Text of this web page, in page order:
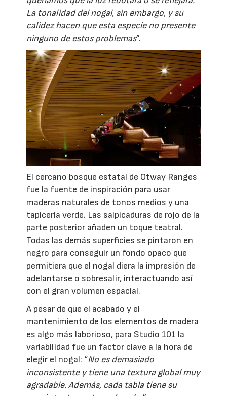
La tonalidad del nogal, sin embargo, y su
calidez hacen que esta especie no presente
ninguno de estos problemas”.
El cercano bosque estatal de Otway Ranges
fue la fuente de inspiración para usar
maderas naturales de tonos medios y una
tapicería verde. Las salpicaduras de rojo de la
parte posterior añaden un toque teatral.
Todas las demás superficies se pintaron en
negro para conseguir un fondo opaco que
permitiera que el nogal diera la impresión de
adelantarse o sobresalir, interactuando así
con el gran volumen espacial.
A pesar de que el acabado y el
mantenimiento de los elementos de madera
es algo más laborioso, para Studio 101 la
variabilidad fue un factor clave a la hora de
elegir el nogal: “No es demasiado
inconsistente y tiene una textura global muy
agradable. Además, cada tabla tiene su